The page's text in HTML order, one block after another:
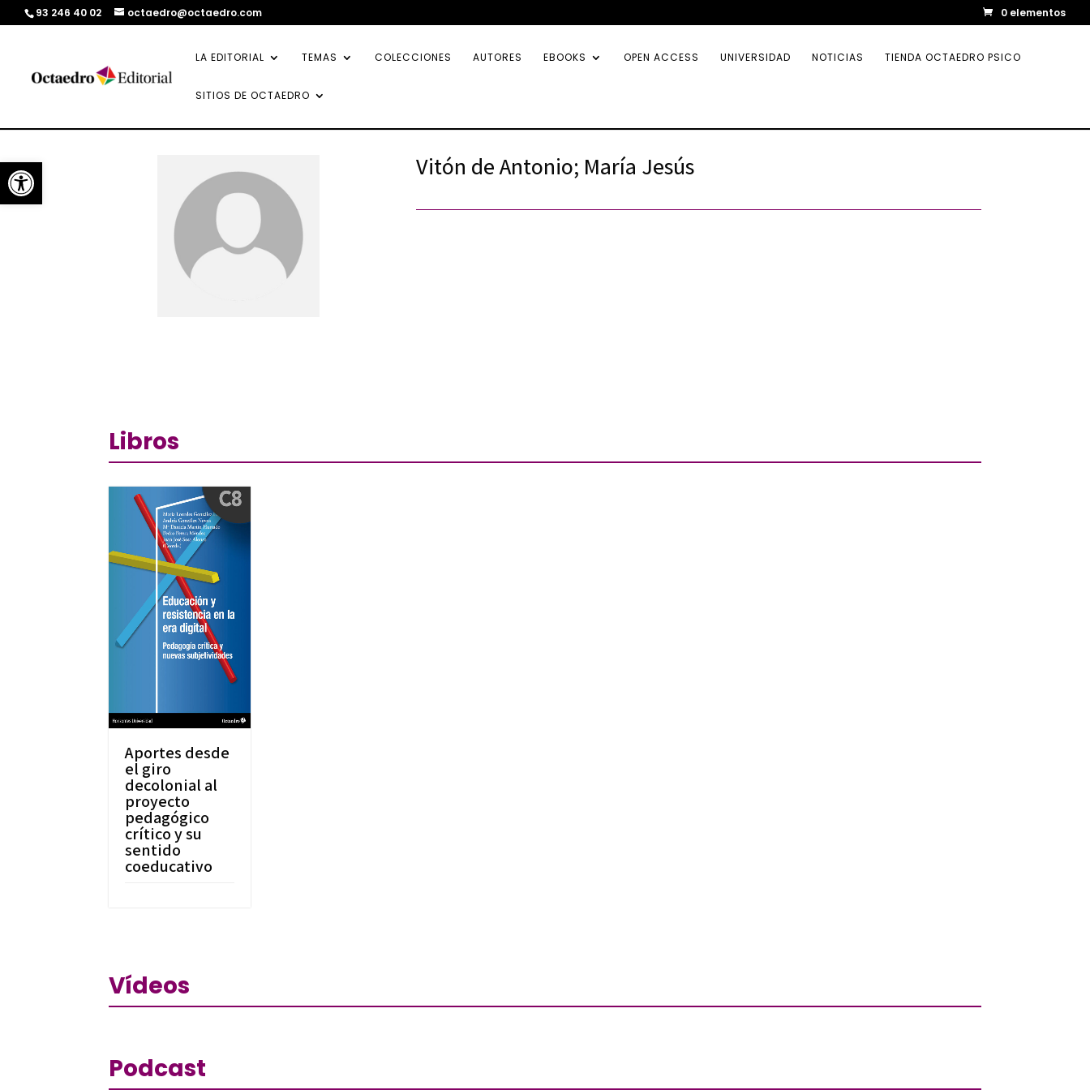
Abrir barra de herramientas
93 246 40 02 octaedro@octaedro.com 0 elementos
LA EDITORIAL TEMAS COLECCIONES AUTORES EBOOKS OPEN ACCESS UNIVERSIDAD NOTICIAS TIENDA OCTAEDRO PSICO
SITIOS DE OCTAEDRO
Vitón de Antonio; María Jesús
Libros
Aportes desde
el giro
decolonial al
proyecto
pedagógico
crítico y su
sentido
coeducativo
Vídeos
Podcast